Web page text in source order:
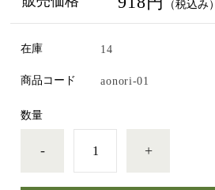
（税込み）
在庫 14
商品コード aonori-01
数量
- +